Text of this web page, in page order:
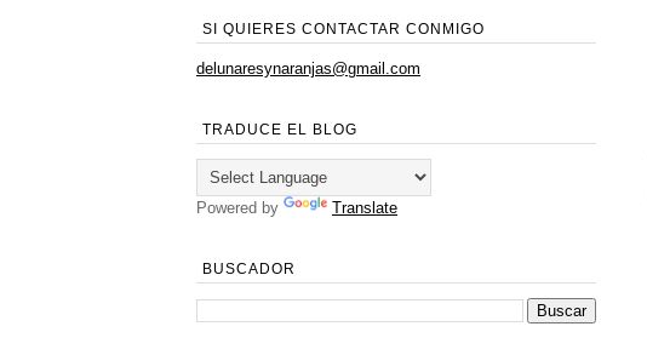
SI QUIERES CONTACTAR CONMIGO
delunaresynaranjas@gmail.com
TRADUCE EL BLOG
Powered by Translate
BUSCADOR